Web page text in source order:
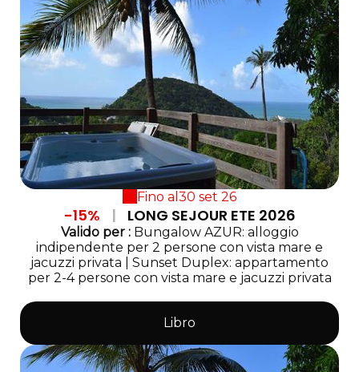
Fino al 30 set 26
-15% | LONG SEJOUR ETE 2026
Valido per:Bungalow AZUR: alloggio
indipendente per 2 persone con vista mare e
jacuzzi privata
Sunset Duplex: appartamento
per 2-4 persone con vista mare e jacuzzi privata
Libro